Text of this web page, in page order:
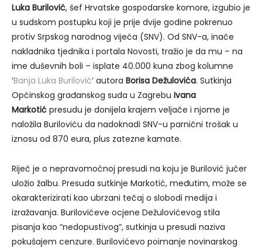
Luka Burilović, šef Hrvatske gospodarske komore, izgubio je
u sudskom postupku koji je prije dvije godine pokrenuo
protiv Srpskog narodnog vijeća (SNV). Od SNV-a, inače
nakladnika tjednika i portala Novosti, tražio je da mu – na
ime duševnih boli – isplate 40.000 kuna zbog kolumne
‘Banja Luka Burilović‘ autora Borisa Dežulovića. Sutkinja
Općinskog građanskog suda u Zagrebu Ivana
Markotić presudu je donijela krajem veljače i njome je
naložila Buriloviću da nadoknadi SNV-u parnični trošak u
iznosu od 870 eura, plus zatezne kamate.
Riječ je o nepravomoćnoj presudi na koju je Burilović jučer
uložio žalbu. Presuda sutkinje Markotić, međutim, može se
okarakterizirati kao ubrzani tečaj o slobodi medija i
izražavanja. Burilovićeve ocjene Dežulovićevog stila
pisanja kao “nedopustivog”, sutkinja u presudi naziva
pokušajem cenzure. Burilovićevo poimanje novinarskog